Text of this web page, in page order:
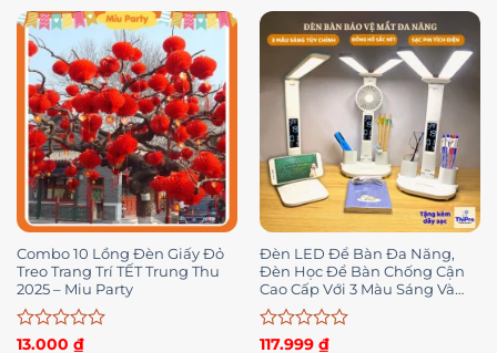
0
5
sao
0
sao
Combo 10 Lồng Đèn Giấy Đỏ
Treo Trang Trí TẾT Trung Thu
2025 – Miu Party
Được
13.000 ₫
Đèn LED Để Bàn Đa Năng,
Đèn Học Để Bàn Chống Cận
Cao Cấp Với 3 Màu Sáng Và
Đồng Hồ LCD Sắc Nét HOT
Được
117.999 ₫